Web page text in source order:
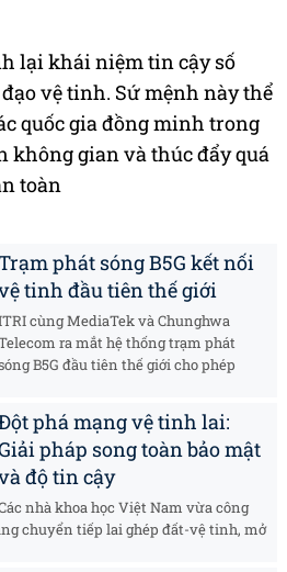
lại khái niệm tin cậy số
vệ tinh. Sứ mệnh này thể
quốc gia đồng minh trong
không gian và thúc đẩy quá
toàn
phát sóng B5G kết nối
tinh đầu tiên thế giới
cùng MediaTek và Chunghwa
ra mắt hệ thống trạm phát
B5G đầu tiên thế giới cho phép
phá mạng vệ tinh lai:
pháp song toàn bảo mật
độ tin cậy
nhà khoa học Việt Nam vừa công
chuyển tiếp lai ghép đất-vệ tinh, mở